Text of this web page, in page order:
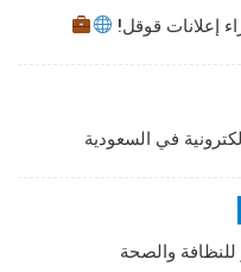
إعلانات قوقل!
في السعودية
والصحة